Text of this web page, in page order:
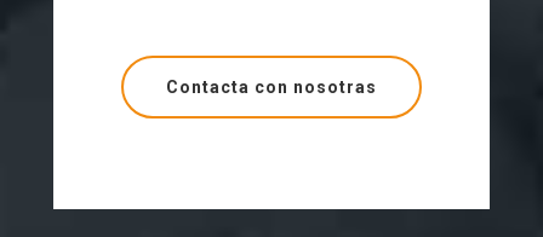
Contacta con nosotras